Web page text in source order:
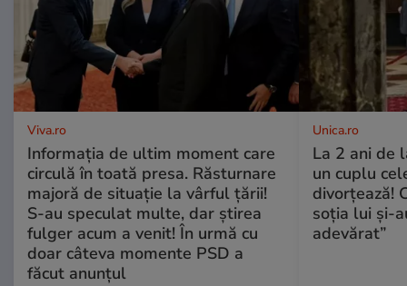
Viva.ro
Informația de ultim moment care
circulă în toată presa. Răsturnare
majoră de situație la vârful țării!
S-au speculat multe, dar știrea
fulger acum a venit! În urmă cu
doar câteva momente PSD a
făcut anunțul
Unica.ro
La 2 ani de
un cuplu
divorțează!
soția lui și-
adevărat”